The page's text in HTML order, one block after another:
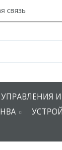
связь